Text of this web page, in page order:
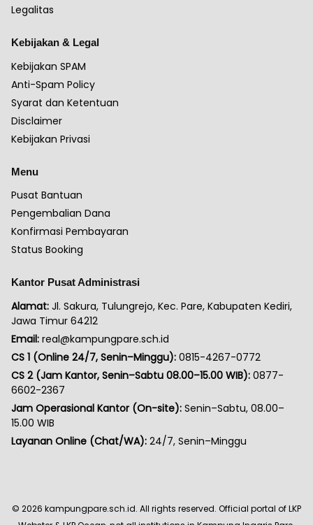
Legalitas
Kebijakan & Legal
Kebijakan SPAM
Anti-Spam Policy
Syarat dan Ketentuan
Disclaimer
Kebijakan Privasi
Menu
Pusat Bantuan
Pengembalian Dana
Konfirmasi Pembayaran
Status Booking
Kantor Pusat Administrasi
Alamat: Jl. Sakura, Tulungrejo, Kec. Pare, Kabupaten Kediri,
Jawa Timur 64212
Email: real@kampungpare.sch.id
CS 1 (Online 24/7, Senin–Minggu): 0815-4267-0772
CS 2 (Jam Kantor, Senin–Sabtu 08.00–15.00 WIB): 0877-
6602-2367
Jam Operasional Kantor (On-site): Senin–Sabtu, 08.00–
15.00 WIB
Layanan Online (Chat/WA): 24/7, Senin–Minggu
© 2026 kampungpare.sch.id. All rights reserved. Official portal of LKP